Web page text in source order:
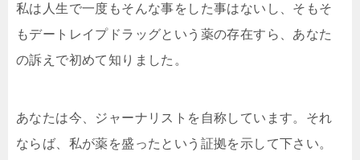
私は人生で一度もそんな事をした事はないし、そもそ
もデートレイプドラッグという薬の存在すら、あなた
の訴えで初めて知りました。
あなたは今、ジャーナリストを自称しています。それ
ならば、私が薬を盛ったという証拠を示して下さい。